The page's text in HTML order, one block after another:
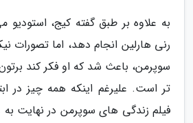
به علاوه بر طبق گفته کیج،
رنی هارلین انجام دهد، اما تصورات
سوپرمن، باعث شد که او فکر کند
تر است. علیرغم اینکه همه چیز در
فیلم زندگی های سوپرمن در نهایت